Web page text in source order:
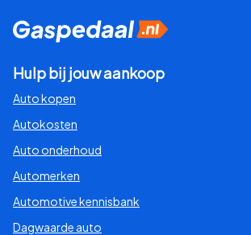
Hulp bij jouw aankoop
Auto kopen
Autokosten
Auto onderhoud
Automerken
Automotive kennisbank
Dagwaarde auto